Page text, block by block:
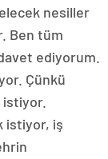
nesiller
Ben tüm
ediyorum.
Çünkü
istiyor, iş